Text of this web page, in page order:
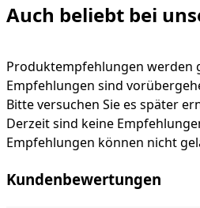
Auch beliebt bei
Produktempfehlungen werden
Empfehlungen sind
Bitte versuchen Sie es später
Derzeit sind keine
Empfehlungen können nicht
Kundenbewertungen